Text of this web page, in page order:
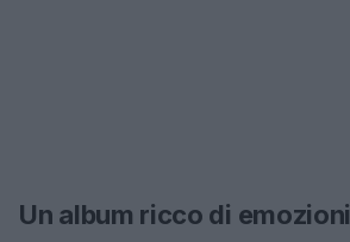
Un album ricco di emozioni